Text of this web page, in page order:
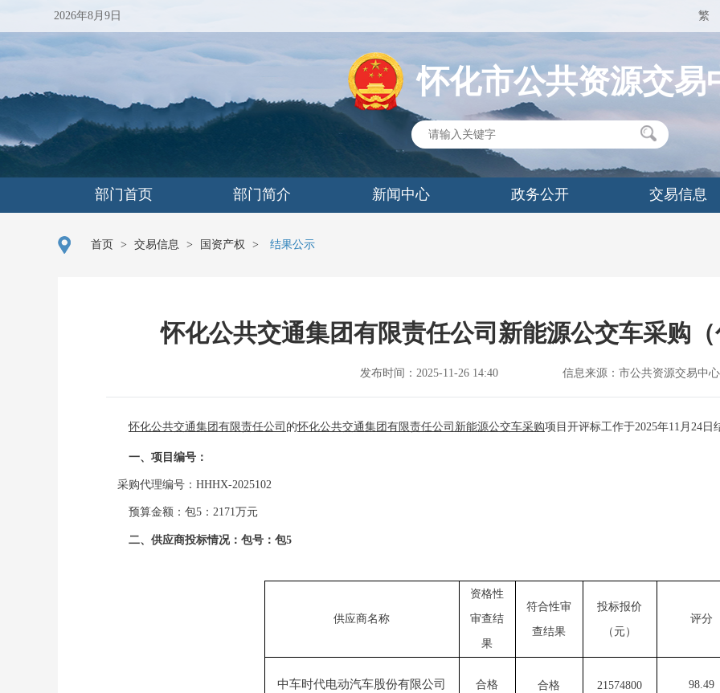
2026年8月9日 繁
怀化市公共资源交易
部门首页 部门简介 新闻中心 政务公开 交易信息
首页 > 交易信息 > 国资产权 > 结果公示
怀化公共交通集团有限责任公司新能源公交车采购
发布时间：2025-11-26 14:40 信息来源：市公共资源交易中心
怀化公共交通集团有限责任公司 的怀化公共交通集团有限责任公司新能源公交车采购项目 开评标工作于2025年1 1 月 24 日
一、项目编号：
采购代理编号： HHHX-2025102
预算金额：包5：2171万元
二、供应商投标情况 ：包号：包5
供应商名称
资格性
审查结
果
符合性审
查结果
投标报价
（元）
评分
中车时代电动汽车股份有限公司 合格 合格 21574800 98.49